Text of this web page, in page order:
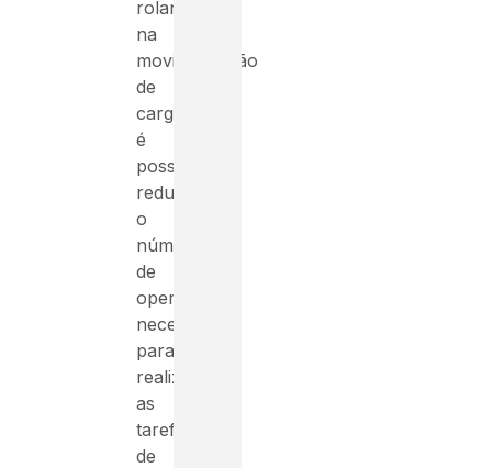
rolantes
na
movimentação
de
cargas,
é
possível
reduzir
o
número
de
operadores
necessários
para
realizar
as
tarefas
de